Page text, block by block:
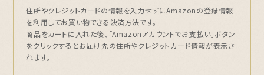
住所やクレジットカードの情報を入力せずにAmazonの登録情報
を利用してお買い物できる決済方法です。
商品をカートに入れた後、「Amazonアカウントでお支払い」ボタン
をクリックするとお届け先の住所やクレジットカード情報が表示さ
れます。